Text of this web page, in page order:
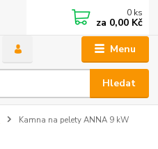
Menu
Hledat
0 ks
za 0,00 Kč
Kamna na pelety ANNA 9 kW